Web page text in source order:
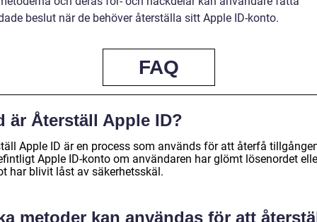
beslut när de behöver återställa sitt Apple ID-konto.
FAQ
är Återställ Apple ID?
Apple ID är en process som används för att återfå
Apple ID-konto om användaren har glömt lösenordet
har blivit låst av säkerhetsskäl.
metoder kan användas för att